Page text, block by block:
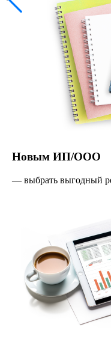
Новым ИП/ООО
— выбрать выгодный